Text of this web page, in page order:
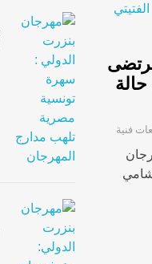
حالة
فنية